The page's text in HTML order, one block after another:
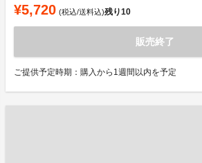
¥5,720 (税込/送料込)残り10
販売終了
ご提供予定時期：購入から1週間以内を予定